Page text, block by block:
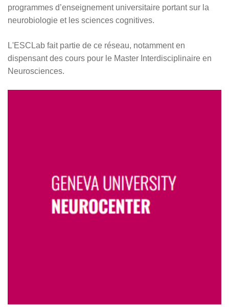
programmes d’enseignement universitaire portant sur la
neurobiologie et les sciences cognitives.
L'ESCLab fait partie de ce réseau, notamment en
dispensant des cours pour le Master Interdisciplinaire en
Neurosciences.